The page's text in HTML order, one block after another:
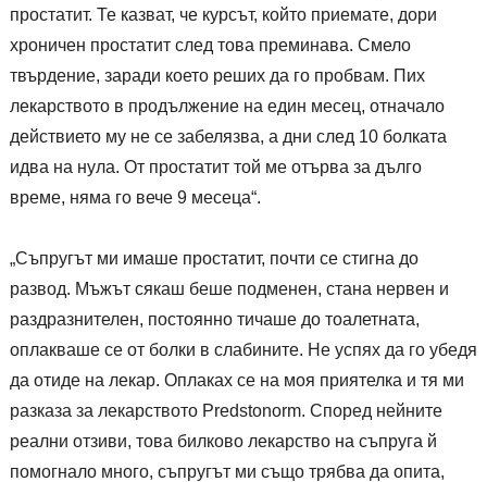
простатит. Те казват, че курсът, който приемате, дори
хроничен простатит след това преминава. Смело
твърдение, заради което реших да го пробвам. Пих
лекарството в продължение на един месец, отначало
действието му не се забелязва, а дни след 10 болката
идва на нула. От простатит той ме отърва за дълго
време, няма го вече 9 месеца“.
„Съпругът ми имаше простатит, почти се стигна до
развод. Мъжът сякаш беше подменен, стана нервен и
раздразнителен, постоянно тичаше до тоалетната,
оплакваше се от болки в слабините. Не успях да го убедя
да отиде на лекар. Оплаках се на моя приятелка и тя ми
разказа за лекарството Predstonorm. Според нейните
реални отзиви, това билково лекарство на съпруга й
помогнало много, съпругът ми също трябва да опита,